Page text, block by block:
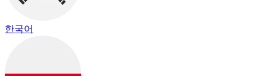
한국어